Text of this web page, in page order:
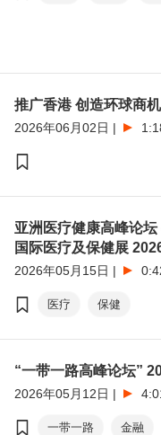
推广香港 创造环球商机
2026年06月02日 |
亚洲医疗健康高峰论
国际医疗及保健展
2026年05月15日 |
医疗 保健
“一带一路高峰论坛”
2026年05月12日 |
一带一路 金融